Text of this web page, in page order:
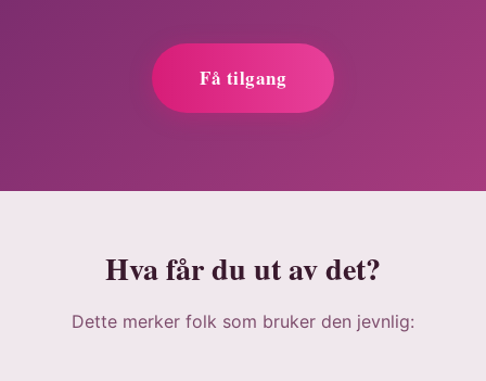
Få tilgang
Hva får du ut av det?
Dette merker folk som bruker den jevnlig: